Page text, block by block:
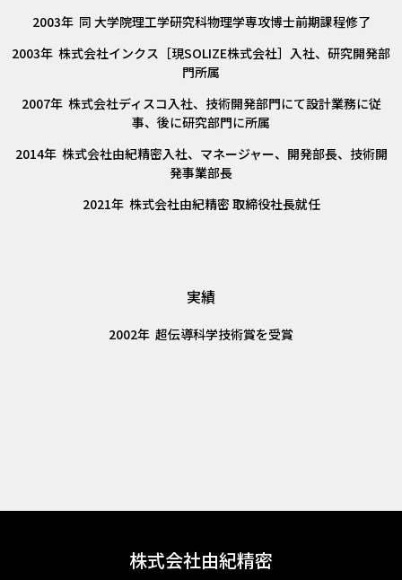
2003年 同 大学院理工学研究科物理学専攻博士前期課程修了
2003年 株式会社インクス［現SOLIZE株式会社］入社、研究開発部
門所属
2007年 株式会社ディスコ入社、技術開発部門にて設計業務に従
事、後に研究部門に所属
2014年 株式会社由紀精密入社、マネージャー、開発部長、技術開
発事業部長
2021年 株式会社由紀精密 取締役社長就任
実績
2002年 超伝導科学技術賞を受賞
株式会社由紀精密